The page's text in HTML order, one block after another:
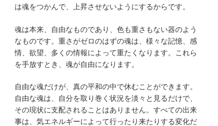
は魂をつかんで、上昇させないようにするからです。
魂は本来、自由なものであり、色も重さもない器のよう
なものです。重さがゼロのはずの魂は、様々な記憶、感
情、欲望、多くの情報によって重たくなります。これら
を手放すとき、魂が自由になります。
自由な魂だけが、真の平和の中で休むことができます。
自由な魂は、自分を取り巻く状況を淡々と見るだけで、
その現状に支配されることはありません。すべての出来
事は、気エネルギーによって行ったり来たりする変化だ